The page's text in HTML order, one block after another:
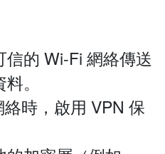
的 Wi-Fi 網絡傳送
。
時，啟用 VPN 保